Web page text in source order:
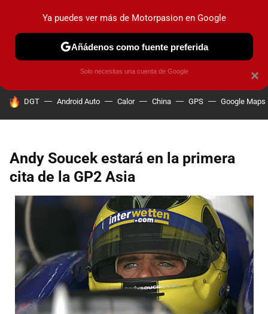
PRUEBAS COCHES ELÉCTRICOS OBSERVATORIO
HOY SE HABLA DE
DGT Android Auto Calor China GPS Google Maps
Andy Soucek estará en la primera
cita de la GP2 Asia
×
Ya puedes ver más de Motorpasion en Google
Añádenos como fuente preferida
Solo necesitas una cuenta de Google